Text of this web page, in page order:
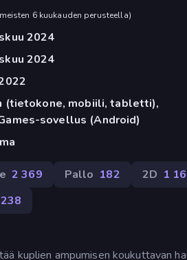
6 kuukauden perusteella)
2024
2024
(tietokone, mobiili, tabletti),
sovellus (Android)
2 369 Pallo 182 2D 1
238
kuplien ampumisen koukuttavan